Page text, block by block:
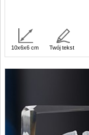
10x6x6 cm Twój tekst